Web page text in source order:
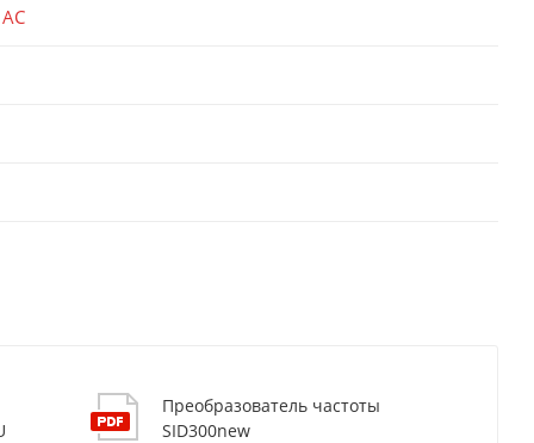
Преобразователь частоты
SID300new